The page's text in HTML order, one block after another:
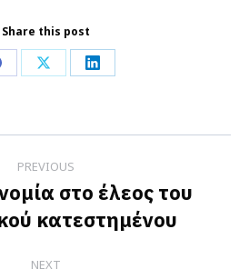
Share this post
Share
X
Share
LinkedIn
PREVIOUS
Previous
post:
στο έλεος του
κατεστημένου
NEXT